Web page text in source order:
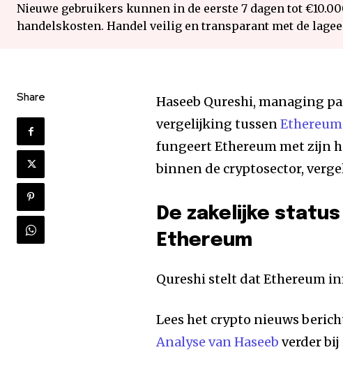
Nieuwe gebruikers kunnen in de eerste 7 dagen tot
handelskosten. Handel veilig en transparant met de
Share
Haseeb Qureshi, managing
vergelijking tussenEthereum
fungeert Ethereum met zijn
binnen de cryptosector,
De zakelijke
Ethereum
Qureshi stelt dat Ethereum
Lees het crypto nieuws
Analyse van Haseeb verder bij